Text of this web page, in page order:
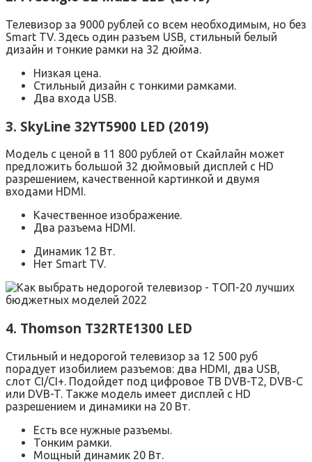
Телевизор за 9000 рублей со всем необходимым, но без
Smart TV. Здесь один разъем USB, стильный белый
дизайн и тонкие рамки на 32 дюйма.
Низкая цена.
Стильный дизайн с тонкими рамками.
Два входа USB.
3. SkyLine 32YT5900 LED (2019)
Модель с ценой в 11 800 рублей от Скайлайн может
предложить большой 32 дюймовый дисплей с HD
разрешением, качественной картинкой и двумя
входами HDMI.
Качественное изображение.
Два разъема HDMI.
Динамик 12 Вт.
Нет Smart TV.
4. Thomson T32RTE1300 LED
Стильный и недорогой телевизор за 12 500 руб
порадует изобилием разъемов: два HDMI, два USB,
слот CI/CI+. Подойдет под цифровое ТВ DVB-T2, DVB-C
или DVB-T. Также модель имеет дисплей с HD
разрешением и динамики на 20 Вт.
Есть все нужные разъемы.
Тонким рамки.
Мощный динамик 20 Вт.